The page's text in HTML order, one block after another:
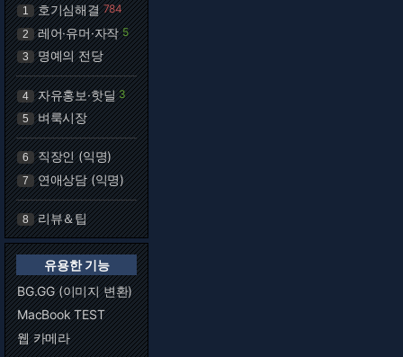
1 호기심해결 784
2 레어·유머·자작 5
3 명예의 전당
4 자유홍보·핫딜 3
5 벼룩시장
6 직장인 (익명)
7 연애상담 (익명)
8 리뷰＆팁
유용한 기능
BG.GG (이미지 변환)
MacBook TEST
웹 카메라